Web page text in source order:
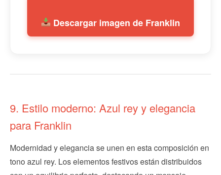
Descargar imagen de Franklin
9. Estilo moderno: Azul rey y elegancia
para Franklin
Modernidad y elegancia se unen en esta composición en
tono azul rey. Los elementos festivos están distribuidos